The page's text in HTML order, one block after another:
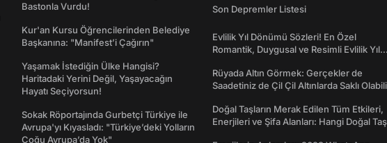
Bastonla Vurdu!
Kur'an Kursu Öğrencilerinden Belediye
Başkanına: "Manifest’i Çağırın"
Yaşamak İstediğin Ülke Hangisi?
Haritadaki Yerini Değil, Yaşayacağın
Hayatı Seçiyorsun!
Sokak Röportajında Gurbetçi Türkiye ile
Avrupa'yı Kıyasladı: "Türkiye’deki Yolların
Çoğu Avrupa’da Yok"
Son Depremler Listesi
Evlilik Yıl Dönümü Sözleri! En Özel
Romantik, Duygusal ve Resimli Evlilik Yıl
Rüyada Altın Görmek: Gerçekler de
Saadetiniz de Çil Çil Altınlarda Saklı
Doğal Taşların Merak Edilen Tüm Etkileri,
Enerjileri ve Şifa Alanları: Hangi Doğal Taş